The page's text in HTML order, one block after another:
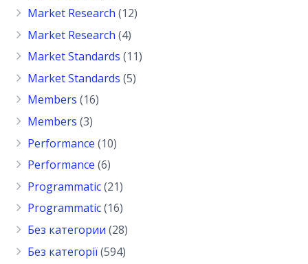
Market Research (12)
Market Research (4)
Market Standards (11)
Market Standards (5)
Members (16)
Members (3)
Performance (10)
Performance (6)
Programmatic(21)
Programmatic(16)
Без категории (28)
Без категорії(594)